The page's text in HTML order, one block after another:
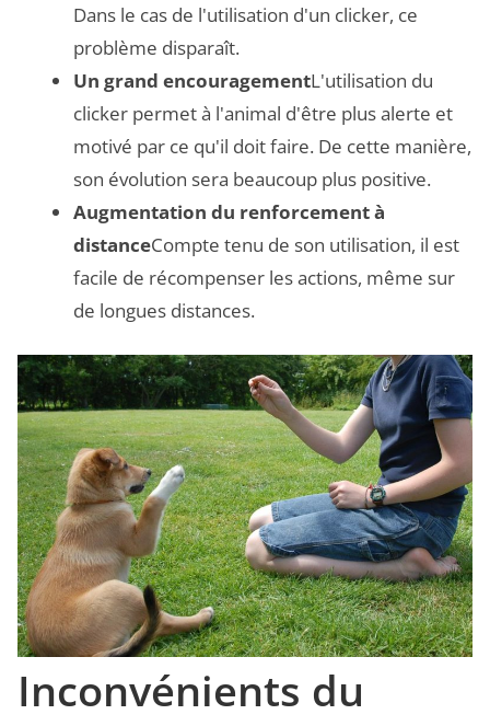
Dans le cas de l'utilisation d'un clicker, ce
problème disparaît.
Un grand encouragementL'utilisation du
clicker permet à l'animal d'être plus alerte et
motivé par ce qu'il doit faire. De cette manière,
son évolution sera beaucoup plus positive.
Augmentation du renforcement à
distanceCompte tenu de son utilisation, il est
facile de récompenser les actions, même sur
de longues distances.
Inconvénients du